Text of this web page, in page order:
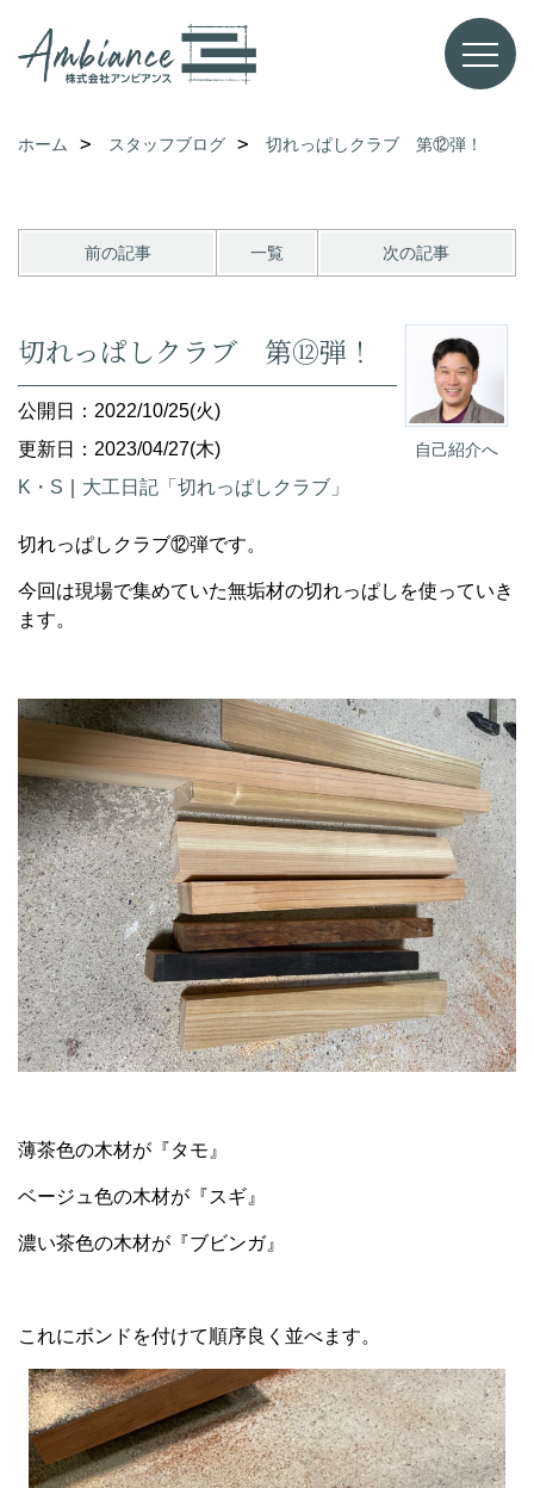
ホーム スタッフブログ 切れっぱしクラブ 第⑫弾！
前の記事 一覧 次の記事
自己紹介へ
切れっぱしクラブ 第⑫弾！
公開日：2022/10/25(火)
更新日：2023/04/27(木)
K・S
大工日記「切れっぱしクラブ」
切れっぱしクラブ⑫弾です。
今回は現場で集めていた無垢材の切れっぱしを使っていき
ます。
薄茶色の木材が『タモ』
ベージュ色の木材が『スギ』
濃い茶色の木材が『ブビンガ』
これにボンドを付けて順序良く並べます。